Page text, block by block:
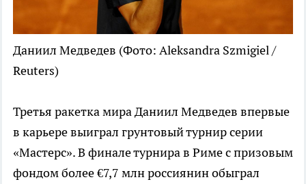
Даниил Медведев (Фото: Aleksandra Szmigiel /
Reuters)
Третья ракетка мира Даниил Медведев впервые
в карьере выиграл грунтовый турнир серии
«Мастерс». В финале турнира в Риме с призовым
фондом более €7,7 млн россиянин обыграл